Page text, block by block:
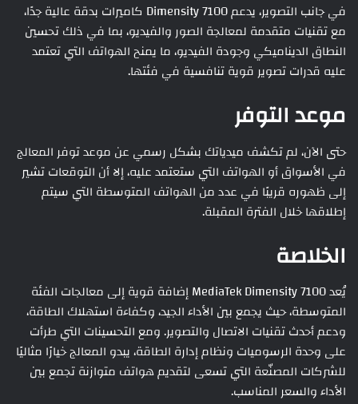
في جانب التصوير، يدعم Dimensity 7100 كاميرات بدقة عالية جدًا،
مع تقنيات متقدمة لمعالجة الصور والفيديو، بما في ذلك تحسين
النطاق الديناميكي وجودة الفيديو، ما يمنح الهواتف التي تعتمد
عليه قدرات تصوير قوية تنافسية في فئتها.
موعد التوفر
حتى الآن، لم تكشف ميدياتك بشكل رسمي عن موعد توفر المعالج
في الأسواق أو الهواتف التي ستعتمد عليه، إلا أن التوقعات تشير
إلى ظهوره قريبًا في عدد من الهواتف المتوسطة التي سيتم
إطلاقها خلال الفترة المقبلة.
الخلاصة
يُعد MediaTek Dimensity 7100 إضافة قوية إلى معالجات الفئة
المتوسطة، حيث يجمع بين الأداء الجيد، وكفاءة استهلاك الطاقة،
ودعم أحدث تقنيات الاتصال والتصوير. ومع التحسينات التي طرأت
على وحدة الرسوميات ونظام إدارة الطاقة، يبدو المعالج خيارًا مثاليًا
للشركات المصنّعة التي تسعى لتقديم هواتف متوازنة تجمع بين
الأداء والسعر المناسب.